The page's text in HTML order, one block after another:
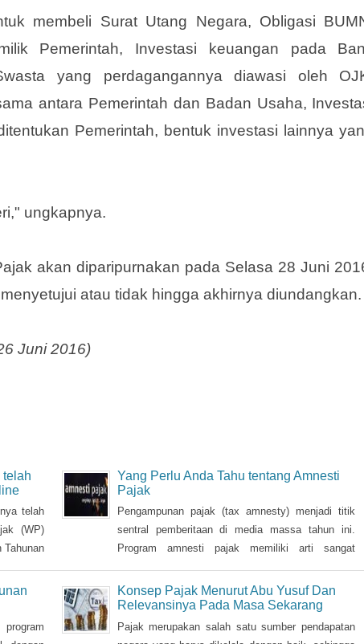
telah
telah
(WP)
(26/2)
Yang Perlu Anda Tahu tentang Amnesti
Pajak
Pengampunan pajak (tax amnesty) menjadi titik
sentral pemberitaan di media massa tahun ini.
Program amnesti pajak memiliki arti sangat
penting, bahkan menjadi pertaruhan pemerintah,
sehingga Presiden Joko Widodo pun turun tangan
Konsep Pajak Menurut Abu Yusuf Dan